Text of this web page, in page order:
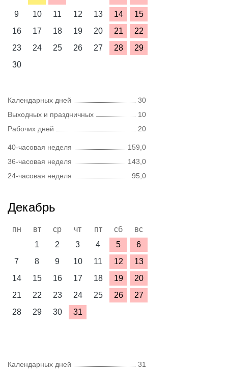
9
10 11 12 13 14
15
16
17 18 19 20 21
22
23
24 25 26 27 28
29
30
Календарных дней
30
Выходных и праздничных
10
Рабочих дней
20
40-часовая неделя
159,0
36-часовая неделя
143,0
24-часовая неделя
95,0
Декабрь
пн вт ср чт пт сб
вс
1
2 3 4 5
6
7
8 9 10 11 12
13
14
15 16 17 18 19
20
21
22 23 24 25 26
27
28
29 30 31
Календарных дней
31